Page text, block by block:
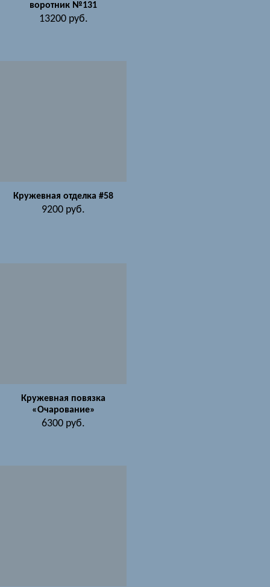
воротник №131
13200руб.
Кружевная отделка #58
9200 руб.
Кружевная повязка
«Очарование»
6300 руб.